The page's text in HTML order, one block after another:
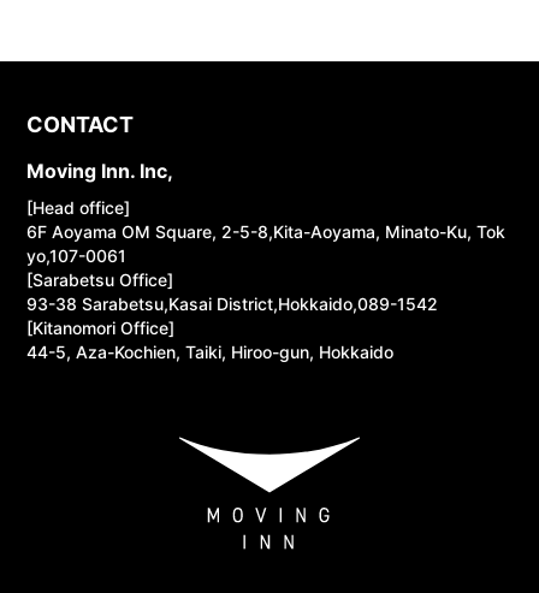
CONTACT
Moving Inn. Inc,
[Head office]
6F Aoyama OM Square, 2-5-8,Kita-Aoyama, Minato-Ku, Tok
yo,107-0061
[Sarabetsu Office]
93-38 Sarabetsu,Kasai District,Hokkaido,089-1542
[Kitanomori Office]
44-5, Aza-Kochien, Taiki, Hiroo-gun, Hokkaido